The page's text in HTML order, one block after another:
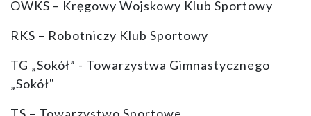
OWKS – Kręgowy Wojskowy Klub Sportowy
RKS – Robotniczy Klub Sportowy
TG „Sokół” - Towarzystwa Gimnastycznego
„Sokół"